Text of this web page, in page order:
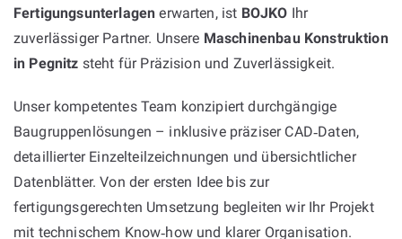
Fertigungsunterlagen erwarten, ist BOJKO Ihr
zuverlässiger Partner. Unsere Maschinenbau Konstruktion
in Pegnitz steht für Präzision und Zuverlässigkeit.
Unser kompetentes Team konzipiert durchgängige
Baugruppenlösungen – inklusive präziser CAD‑Daten,
detaillierter Einzelteilzeichnungen und übersichtlicher
Datenblätter. Von der ersten Idee bis zur
fertigungsgerechten Umsetzung begleiten wir Ihr Projekt
mit technischem Know‑how und klarer Organisation.